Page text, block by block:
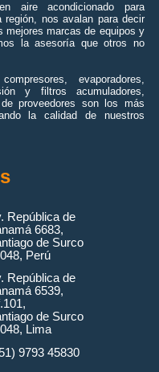
aire acondicionado para
nos avalan para decir
mejores marcas de equipos y
la asesoría que otros no
evaporadores,
y filtros acumuladores,
proveedores son los más
la calidad de nuestros
República de
6683,
de Surco
Perú
República de
6539,
de Surco
Lima
9793 45830